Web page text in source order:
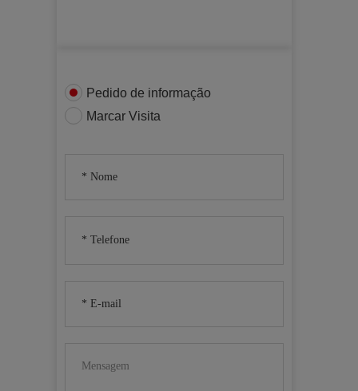
Pedido de informação
Marcar Visita